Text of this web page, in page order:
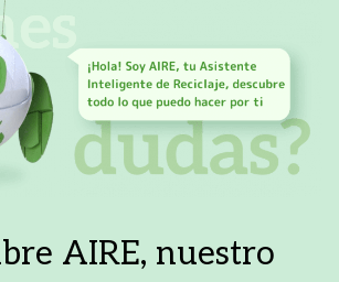
AIRE, nuestro